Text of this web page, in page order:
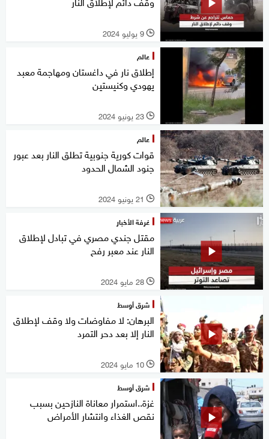
l 9 يوليو 2024
عالم
إطلاق نار في داغستان ومهاجمة معبد
يهودي وكنيستين
l 23 يونيو 2024
عالم
قوات كورية جنوبية تطلق النار بعد عبور
جنود الشمال الحدود
l 21 يونيو 2024
غرفة الأخبار
مقتل جندي مصري في تبادل لإطلاق
النار عند معبر رفح
l 28 مايو 2024
شرق أوسط
البرهان: لا مفاوضات ولا وقف لإطلاق
النار إلا بعد دحر التمرد
l 10 مايو 2024
شرق أوسط
غزة..استمرار معاناة النازحين بسبب
نقص الغذاء وانتشار الأمراض